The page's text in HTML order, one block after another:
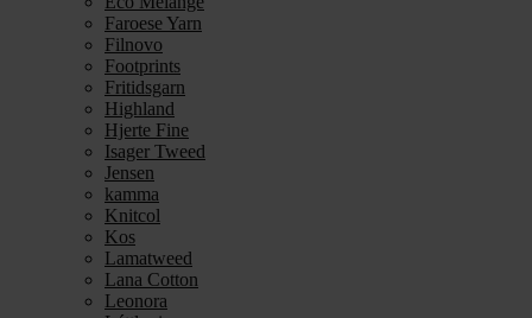
Faroese Yarn
Filnovo
Footprints
Fritidsgarn
Highland
Hjerte Fine
Isager Tweed
Jensen
kamma
Knitcol
Kos
Lamatweed
Lana Cotton
Leonora